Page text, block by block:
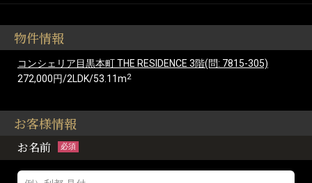
物件情報
コンシェリア目黒本町 THE RESIDENCE 3階(問: 7815-305)
272,000円/2LDK/53.11m2
お客様情報
お名前 必須